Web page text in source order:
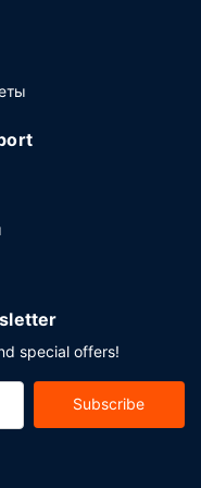
следующее:
холле и хранение
самостоятельная
special offers!
Subscribe